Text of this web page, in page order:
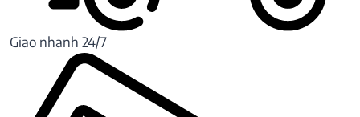
Giao nhanh 24/7